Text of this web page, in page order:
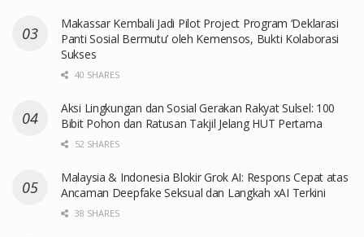
Makassar Kembali Jadi Pilot Project Program ‘Deklarasi
Panti Sosial Bermutu’ oleh Kemensos, Bukti Kolaborasi
Sukses
40 SHARES
Aksi Lingkungan dan Sosial Gerakan Rakyat Sulsel: 100
Bibit Pohon dan Ratusan Takjil Jelang HUT Pertama
52 SHARES
Malaysia & Indonesia Blokir Grok AI: Respons Cepat atas
Ancaman Deepfake Seksual dan Langkah xAI Terkini
38 SHARES